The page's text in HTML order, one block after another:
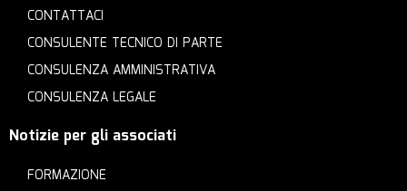
CONTATTACI
CONSULENTE TECNICO DI PARTE
CONSULENZA AMMINISTRATIVA
CONSULENZA LEGALE
Notizie per gli associati
FORMAZIONE